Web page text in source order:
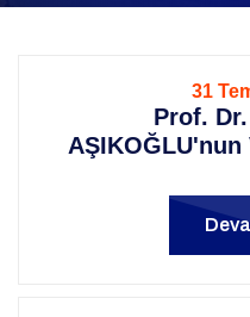
31
Prof. Dr.
AŞIKOĞLU'nun